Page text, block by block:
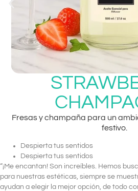
Fresas y champaña para un
festivo.
Despierta tus sentidos
Despierta tus sentidos
“¡Me encantan! Son increíbles. Hemos
para nuestras estéticas, siempre se
ayudan a elegir la mejor opción, de todo